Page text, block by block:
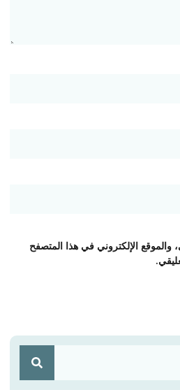
الإلكتروني في هذا المتصفح